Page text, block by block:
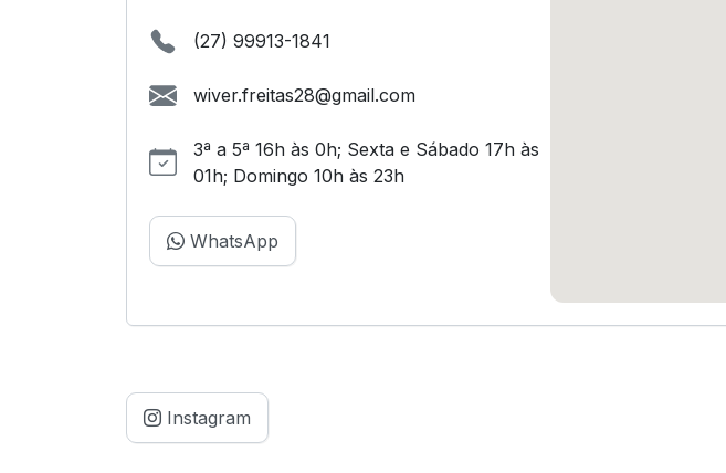
(27) 99913-1841
wiver.freitas28@gmail.com
3ª a 5ª 16h às 0h; Sexta e Sábado 17h às
01h; Domingo 10h às 23h
WhatsApp
Instagram